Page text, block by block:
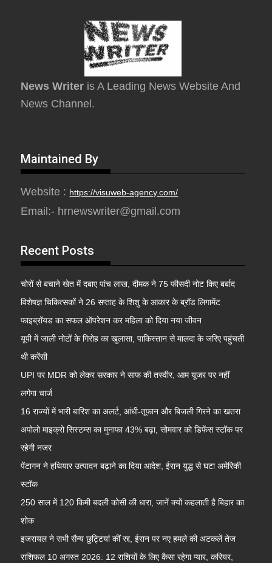
News Writer is A Leading News Website And
News Channel.
Maintained By
Website : https://visuweb-agency.com/
Email:- hrnewswriter@gmail.com
Recent Posts
चोरों से बचाने खेत में दबाए पांच लाख, दीमक ने 75 फीसदी नोट किए बर्बाद
विशेषज्ञ चिकित्सकों ने 26 सप्ताह के शिशु के आकार के ब्रॉड लिगामेंट
फाइब्रॉयड का सफल ऑपरेशन कर महिला को दिया नया जीवन
यूपी में जाली नोटों के गिरोह का खुलासा, पाकिस्तान से मालदा के जरिए पहुंचती
थी करेंसी
UPI पर MDR को लेकर सरकार ने साफ की तस्वीर, आम यूजर पर नहीं
लगेगा चार्ज
16 राज्यों में भारी बारिश का अलर्ट, आंधी-तूफान और बिजली गिरने का खतरा
अपोलो माइक्रो सिस्टम्स का मुनाफा 43% बढ़ा, सोमवार को डिफेंस स्टॉक पर
रहेगी नजर
पेंटागन ने हथियार उत्पादन बढ़ाने का दिया आदेश, ईरान युद्ध से घटा अमेरिकी
स्टॉक
250 साल में 120 किमी बदली कोसी की धारा, जानें क्यों कहलाती है बिहार का
शोक
इजरायल ने सभी सैन्य छुट्टियां कीं रद्द, ईरान पर नए हमले की अटकलें तेज
राशिफल 10 अगस्त 2026: 12 राशियों के लिए कैसा रहेगा प्यार, करियर,